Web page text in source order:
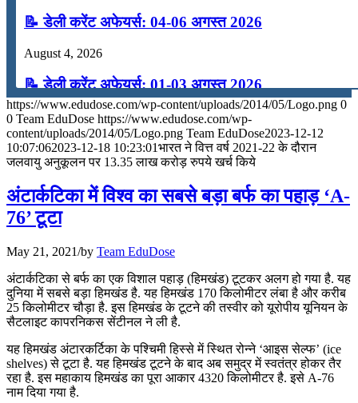
📝 डेली करेंट अफेयर्स: 04-06 अगस्त 2026
August 4, 2026
📝 डेली करेंट अफेयर्स: 01-03 अगस्त 2026
July 31, 2026
📝 डेली करेंट अफेयर्स: 28-31 जुलाई 2026
📝 डेली करेंट अफेयर्स: 25-27 जुलाई 2026
📝 डेली करेंट अफेयर्स: 22-24 जुलाई 2026
July 22, 2026
📝 डेली करेंट अफेयर्स: 19-21 जुलाई 2026
July 19, 2026
📝 डेली करेंट अफेयर्स: 16-18 जुलाई 2026
https://www.edudose.com/wp-content/uploads/2014/05/Logo.png 0
0 Team EduDose https://www.edudose.com/wp-
content/uploads/2014/05/Logo.png Team EduDose2023-12-12
10:07:062023-12-18 10:23:01भारत ने वित्त वर्ष 2021-22 के दौरान
जलवायु अनुकूलन पर 13.35 लाख करोड़ रुपये खर्च किये
अंटार्कटिका में विश्‍व का सबसे बड़ा बर्फ का पहाड़ ‘A-
76’ टूटा
May 21, 2021/by Team EduDose
अंटार्कटिका से बर्फ का एक विशाल पहाड़ (हिमखंड) टूटकर अलग हो गया है. यह
दुनिया में सबसे बड़ा हिमखंड है. यह हिमखंड 170 किलोमीटर लंबा है और करीब
25 किलोमीटर चौड़ा है. इस हिमखंड के टूटने की तस्‍वीर को यूरोपीय यूनियन के
सैटलाइट कापरनिकस सेंटीनल ने ली है.
यह हिमखंड अंटारकर्टिका के पश्चिमी हिस्‍से में स्थित रोन्‍ने ‘आइस सेल्‍फ’ (ice
shelves) से टूटा है. यह हिमखंड टूटने के बाद अब समुद्र में स्‍वतंत्र होकर तैर
रहा है. इस महाकाय हिमखंड का पूरा आकार 4320 किलोमीटर है. इसे A-76
नाम दिया गया है.